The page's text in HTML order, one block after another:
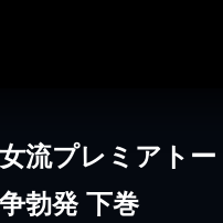
流プレミアトー
勃発 下巻